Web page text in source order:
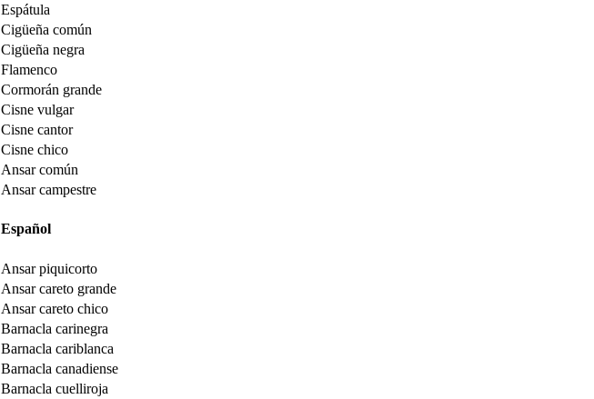
Espátula
Cigüeña común
Cigüeña negra
Flamenco
Cormorán grande
Cisne vulgar
Cisne cantor
Cisne chico
Ansar común
Ansar campestre
Español
Ansar piquicorto
Ansar careto grande
Ansar careto chico
Barnacla carinegra
Barnacla cariblanca
Barnacla canadiense
Barnacla cuelliroja